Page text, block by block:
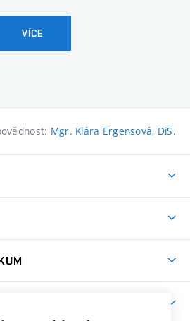
VÍCE
Mgr. Klára Ergensová, DiS.